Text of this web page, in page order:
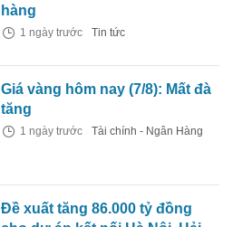
hàng
1 ngày trước Tin tức
Giá vàng hôm nay (7/8): Mất đà
tăng
1 ngày trước Tài chính - Ngân Hàng
Đề xuất tăng 86.000 tỷ đồng